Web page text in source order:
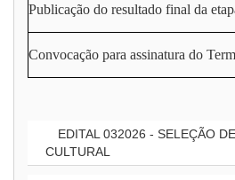
Publicação do resultado final da
Convocação para assinatura do
EDITAL 032026 - SELEÇÃO
CULTURAL